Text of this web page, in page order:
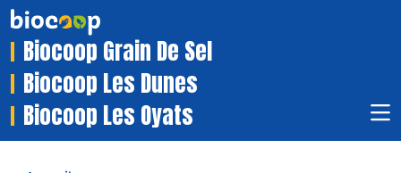
Biocoop Grain De Sel
Biocoop Les Dunes
Biocoop Les Oyats